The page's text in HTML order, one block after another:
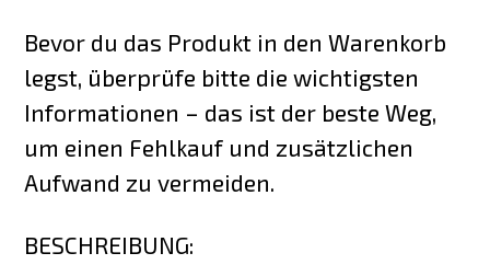
Bevor du das Produkt in den Warenkorb
legst, überprüfe bitte die wichtigsten
Informationen – das ist der beste Weg,
um einen Fehlkauf und zusätzlichen
Aufwand zu vermeiden.
BESCHREIBUNG: